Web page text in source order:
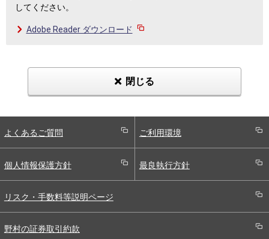
してください。
Adobe Reader ダウンロード
閉じる
よくあるご質問 ご利用環境
個人情報保護方針 最良執行方針
リスク・手数料等説明ページ
野村の証券取引約款